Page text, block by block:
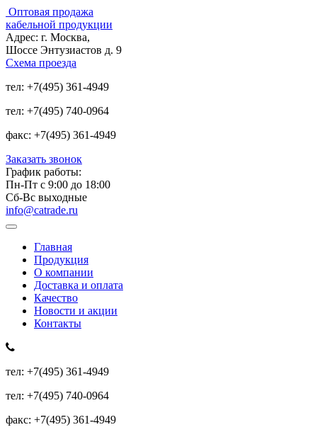
Оптовая продажа
кабельной продукции
Адрес: г. Москва,
Шоссе Энтузиастов д. 9
Схема проезда
тел: +7(495) 361-4949
тел: +7(495) 740-0964
факс: +7(495) 361-4949
Заказать звонок
График работы:
Пн-Пт с 9:00 до 18:00
Сб-Вс выходные
info@catrade.ru
Главная
Продукция
О компании
Доставка и оплата
Качество
Новости и акции
Контакты
тел: +7(495) 361-4949
тел: +7(495) 740-0964
факс: +7(495) 361-4949